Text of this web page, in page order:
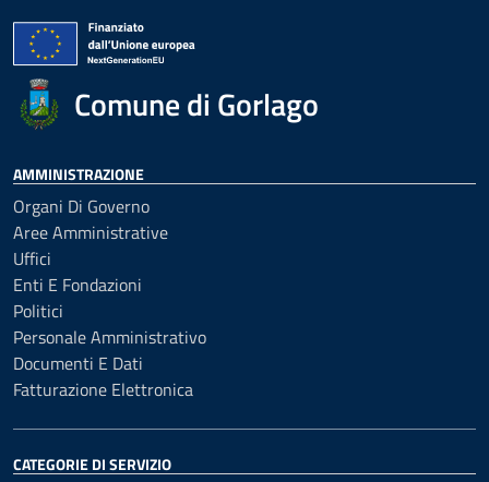
Comune di Gorlago
AMMINISTRAZIONE
Organi Di Governo
Aree Amministrative
Uffici
Enti E Fondazioni
Politici
Personale Amministrativo
Documenti E Dati
Fatturazione Elettronica
CATEGORIE DI SERVIZIO